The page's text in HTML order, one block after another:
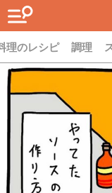
理のレシピ 調理